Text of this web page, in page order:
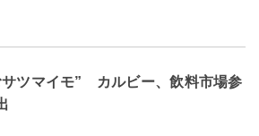
サツマイモ” カルビー、飲料市場参